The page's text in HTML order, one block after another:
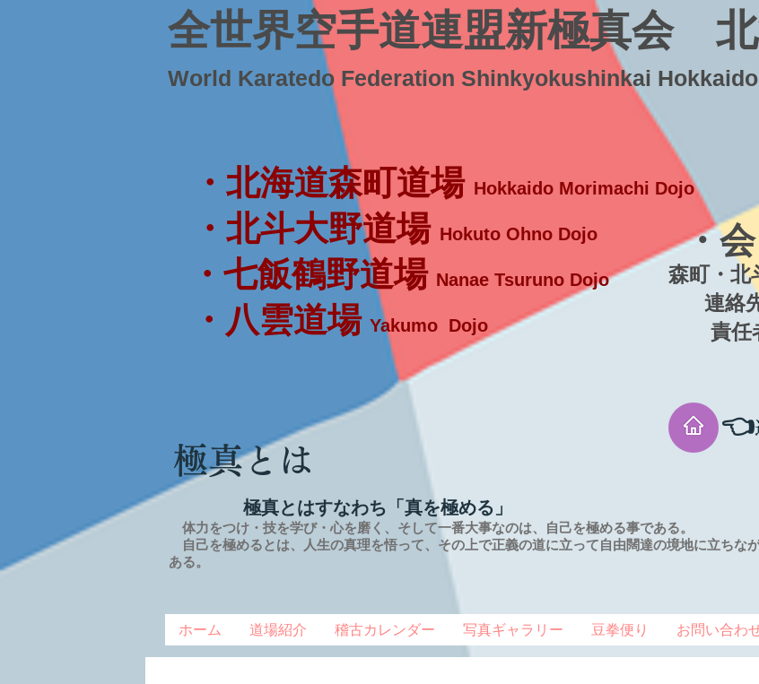
全世界空手道連盟新極真会
World Karatedo Federation Shinkyokushinkai
・
森町・北
連絡先
責任者
・北海道森町道場 Hokkaido Morimachi Dojo
・北斗大野道場 Hokuto Ohno Dojo
・七飯鶴野道場 Nanae Tsuruno Dojo
・八雲道場 Yakumo Dojo
極真とは
👈
極真とはすなわち「真を極める」
体力をつけ・技を学び・心を磨く、そして一番大事なのは、自己を極める事である。
自己を極めるとは、
人生の真理を悟って、その上で正義の道に立って自由闊達の境地に立ちな
ある。
ホーム 道場紹介 稽古カレンダー 写真ギャラリー 豆拳便り お問い合わ